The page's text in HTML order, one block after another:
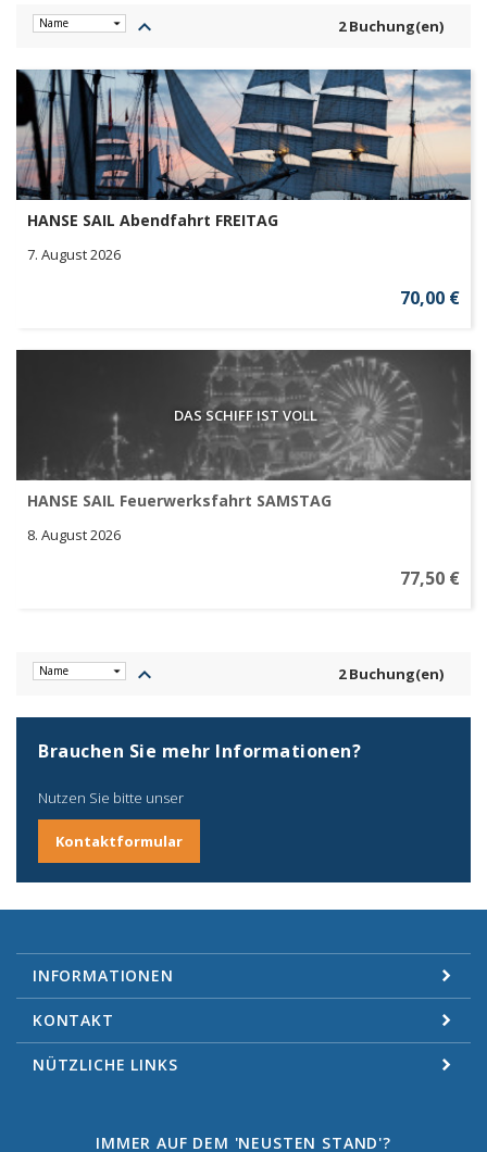
keyboard_arrow_up 2 Buchung(en)
HANSE SAIL Abendfahrt FREITAG
7. August 2026
70,00 €
DAS SCHIFF IST VOLL
HANSE SAIL Feuerwerksfahrt SAMSTAG
8. August 2026
77,50 €
keyboard_arrow_up 2 Buchung(en)
Brauchen Sie mehr Informationen?
Nutzen Sie bitte unser
Kontaktformular
INFORMATIONEN
KONTAKT
NÜTZLICHE LINKS
IMMER AUF DEM 'NEUSTEN STAND'?